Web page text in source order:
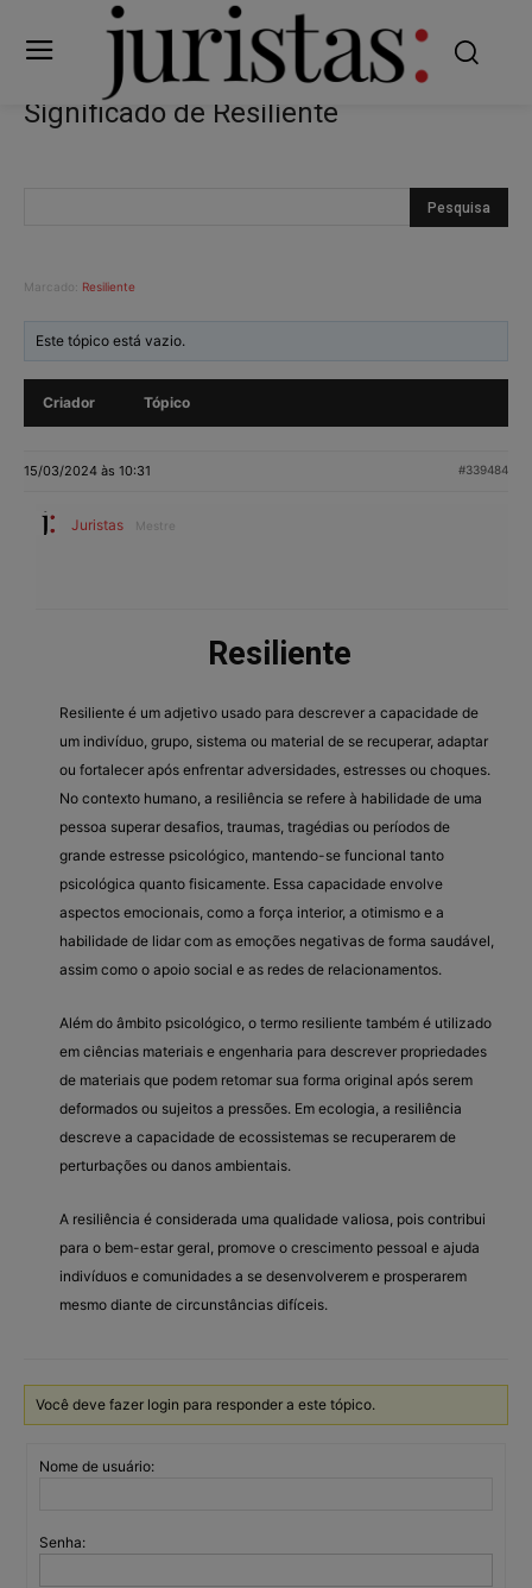
Significado de Resiliente
Marcado: Resiliente
Este tópico está vazio.
Criador Tópico
15/03/2024 às 10:31 #339484
Juristas Mestre
Resiliente
Resiliente é um adjetivo usado para descrever a capacidade de
um indivíduo, grupo, sistema ou material de se recuperar, adaptar
ou fortalecer após enfrentar adversidades, estresses ou choques.
No contexto humano, a resiliência se refere à habilidade de uma
pessoa superar desafios, traumas, tragédias ou períodos de
grande estresse psicológico, mantendo-se funcional tanto
psicológica quanto fisicamente. Essa capacidade envolve
aspectos emocionais, como a força interior, a otimismo e a
habilidade de lidar com as emoções negativas de forma saudável,
assim como o apoio social e as redes de relacionamentos.
Além do âmbito psicológico, o termo resiliente também é utilizado
em ciências materiais e engenharia para descrever propriedades
de materiais que podem retomar sua forma original após serem
deformados ou sujeitos a pressões. Em ecologia, a resiliência
descreve a capacidade de ecossistemas se recuperarem de
perturbações ou danos ambientais.
A resiliência é considerada uma qualidade valiosa, pois contribui
para o bem-estar geral, promove o crescimento pessoal e ajuda
indivíduos e comunidades a se desenvolverem e prosperarem
mesmo diante de circunstâncias difíceis.
Você deve fazer login para responder a este tópico.
Nome de usuário:
Senha: